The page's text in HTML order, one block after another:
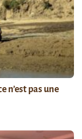
n’est pas une